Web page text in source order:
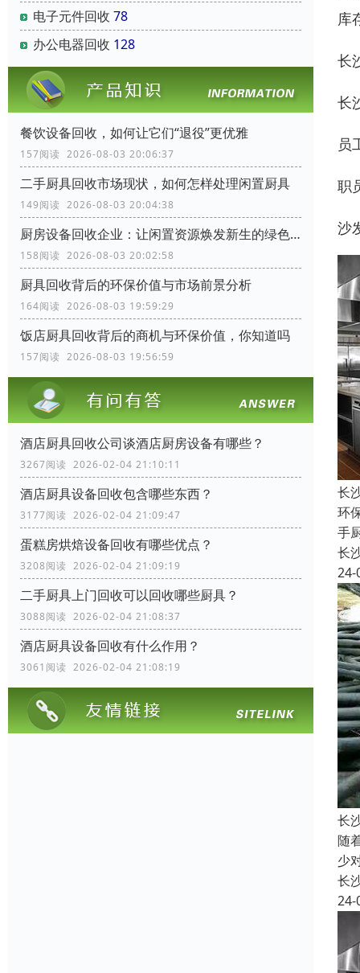
电子元件回收 78
办公电器回收 128
餐饮设备回收，如何让它们“退役”更优雅
157阅读 2026-08-03 20:06:37
二手厨具回收市场现状，如何怎样处理闲置厨具
149阅读 2026-08-03 20:04:38
厨房设备回收企业：让闲置资源焕发新生的绿色力量
158阅读 2026-08-03 20:02:58
厨具回收背后的环保价值与市场前景分析
164阅读 2026-08-03 19:59:29
饭店厨具回收背后的商机与环保价值，你知道吗
157阅读 2026-08-03 19:56:59
酒店厨具回收公司谈酒店厨房设备有哪些？
3267阅读 2026-02-04 21:10:11
酒店厨具设备回收包含哪些东西？
3177阅读 2026-02-04 21:09:47
蛋糕房烘焙设备回收有哪些优点？
3208阅读 2026-02-04 21:09:19
二手厨具上门回收可以回收哪些厨具？
3088阅读 2026-02-04 21:08:37
酒店厨具设备回收有什么作用？
3061阅读 2026-02-04 21:08:19
库
长
长
员
职
沙
长
环
手
长
24-
长
随
少
长
24-